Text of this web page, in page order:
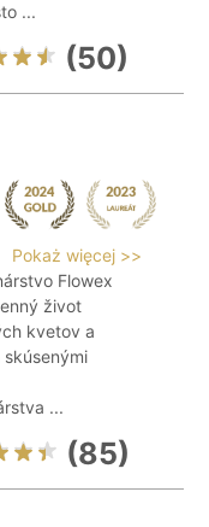
...
(50)
Pokaż więcej >>
Flowex
život
kvetov a
...
(85)